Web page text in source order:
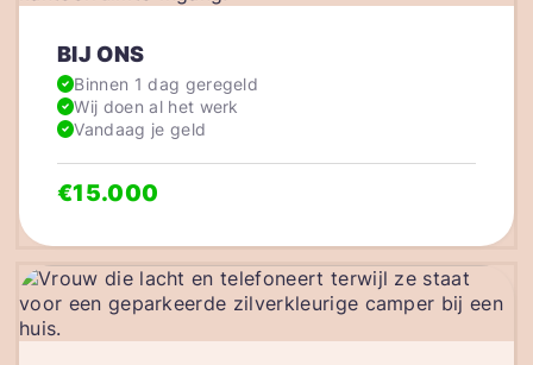
BIJ ONS
Binnen 1 dag geregeld
Wij doen al het werk
Vandaag je geld
€15.000